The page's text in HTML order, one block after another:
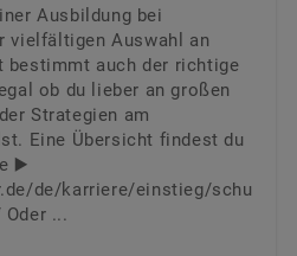
Ausbildung bei
vielfältigen Auswahl an
bestimmt auch der richtige
ob du lieber an großen
Strategien am
Eine Übersicht findest du
▶️
de/karriere/einstieg/schu
Oder ...